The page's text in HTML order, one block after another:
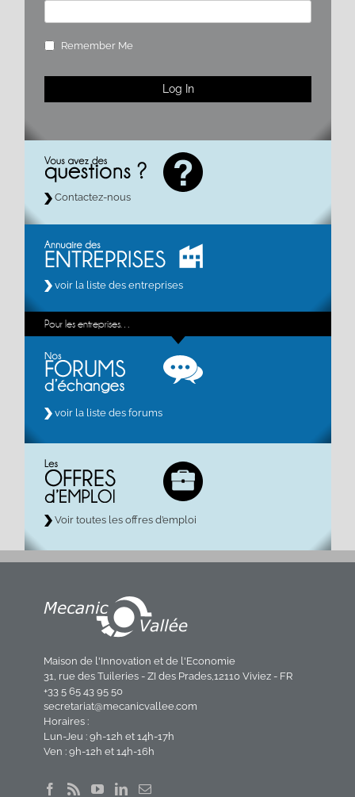
Remember Me
Contactez-nous
voir la liste des entreprises
Pour les entreprises…
voir la liste des forums
Voir toutes les offres d’emploi
Maison de l'Innovation et de l'Economie
31, rue des Tuileries - ZI des Prades,12110 Viviez - FR
+33 5 65 43 95 50
secretariat@mecanicvallee.com
Horaires :
Lun-Jeu : 9h-12h et 14h-17h
Ven : 9h-12h et 14h-16h